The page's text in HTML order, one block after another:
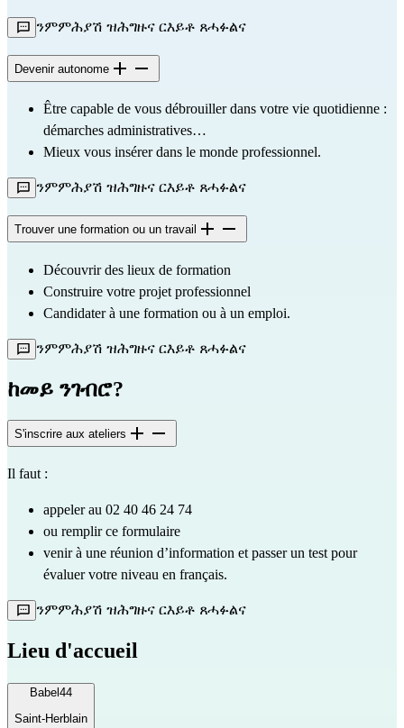
ንምምሕያሽ ዝሕግዙና ርእይቶ ጸሓፉልና
Devenir autonome
Être capable de vous débrouiller dans votre vie quotidienne :
démarches administratives…
Mieux vous insérer dans le monde professionnel.
ንምምሕያሽ ዝሕግዙና ርእይቶ ጸሓፉልና
Trouver une formation ou un travail
Découvrir des lieux de formation
Construire votre projet professionnel
Candidater à une formation ou à un emploi.
ንምምሕያሽ ዝሕግዙና ርእይቶ ጸሓፉልና
ከመይ ንገብሮ?
S'inscrire aux ateliers
Il faut :
appeler au 02 40 46 24 74
ou remplir ce formulaire
venir à une réunion d’information et passer un test pour
évaluer votre niveau en français.
ንምምሕያሽ ዝሕግዙና ርእይቶ ጸሓፉልና
Lieu d'accueil
Babel44
Saint-Herblain